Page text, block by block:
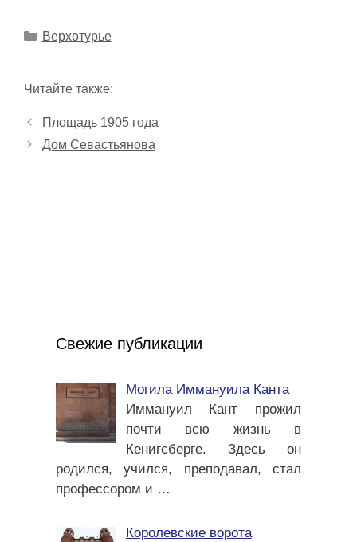
Рубрики
Верхотурье
Читайте также:
Площадь 1905 года
Дом Севастьянова
Свежие публикации
Могила Иммануила Канта
Иммануил Кант прожил
почти всю жизнь в
Кенигсберге. Здесь он
родился, учился, преподавал, стал
профессором и …
Королевские ворота